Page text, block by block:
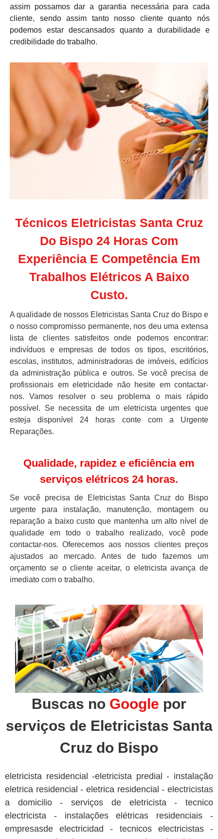
assim possamos dar a garantia necessária para cada
cliente, sendo assim tanto nosso cliente quanto nós
podemos estar descansados quanto a durabilidade e
credibilidade do trabalho.
Técnicos Eletricistas Santa Cruz
Do Bispo 24 Horas Com
Experiência E Competência Em
Trabalhos Elétricos A Baixo
Custo.
A qualidade de nossos Eletricistas Santa Cruz do Bispo e
o nosso compromisso permanente, nos deu uma extensa
lista de clientes satisfeitos onde podemos encontrar:
indivíduos e empresas de todos os tipos, escritórios,
escolas, institutos, administradoras de imóveis, edifícios
da administração pública e outros. Se você precisa de
profissionais em eletricidade não hesite em contactar-
nos. Vamos resolver o seu problema o mais rápido
possível. Se necessita de um eletricista urgentes que
esteja disponível 24 horas conte com a Urgente
Reparações.
Qualidade, rapidez e eficiência em
serviços elétricos 24 horas.
Se você precisa de Eletricistas Santa Cruz do Bispo
urgente para instalação, manutenção, montagem ou
reparação a baixo custo que mantenha um alto nível de
qualidade em todo o trabalho realizado, você pode
contactar-nos. Oferecemos aos nossos clientes preços
ajustados ao mercado. Antes de tudo fazemos um
orçamento se o cliente aceitar, o eletricista avança de
imediato com o trabalho.
Buscas no Google por
serviços de Eletricistas Santa
Cruz do Bispo
eletricista residencial -eletricista predial - instalação
eletrica residencial - eletrica residencial - electricistas
a domicilio - serviços de eletricista - tecnico
electricista - instalações elétricas residenciais -
empresasde electricidad - tecnicos electricistas -